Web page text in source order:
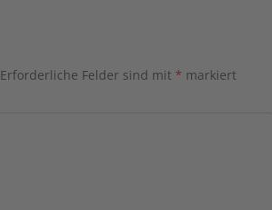
Erforderliche Felder sind mit * markiert